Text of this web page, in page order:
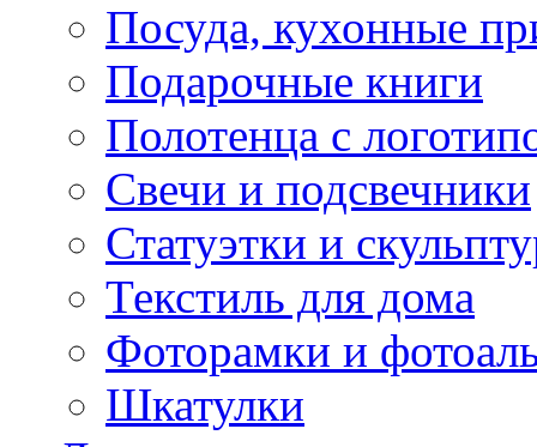
Посуда, кухонные
Подарочные книги
Полотенца с
Свечи и подсвечники
Статуэтки и
Текстиль для дома
Фоторамки и
Шкатулки